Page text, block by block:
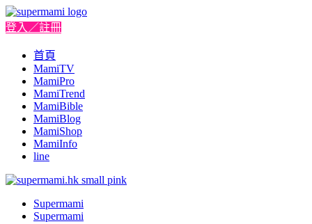
登入／註冊
首頁
MamiTV
MamiPro
MamiTrend
MamiBible
MamiBlog
MamiShop
MamiInfo
line
Supermami
Supermami